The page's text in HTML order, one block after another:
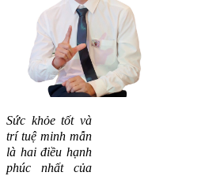
Sức khỏe tốt và
trí tuệ minh mẫn
là hai điều hạnh
phúc nhất của